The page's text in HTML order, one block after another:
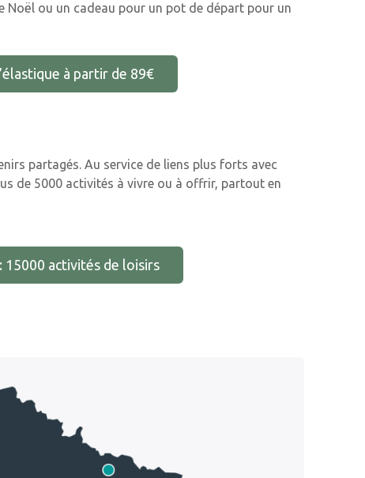
Noël ou un cadeau pour un pot de départ pour un
à partir de 89€
partagés. Au service de liens plus forts avec
de 5000 activités à vivre ou à offrir, partout en
activités de loisirs